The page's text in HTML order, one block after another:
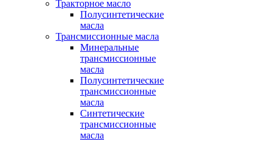
Тракторное масло
Полусинтетические
масла
Трансмиссионные масла
Минеральные
трансмиссионные
масла
Полусинтетические
трансмиссионные
масла
Синтетические
трансмиссионные
масла